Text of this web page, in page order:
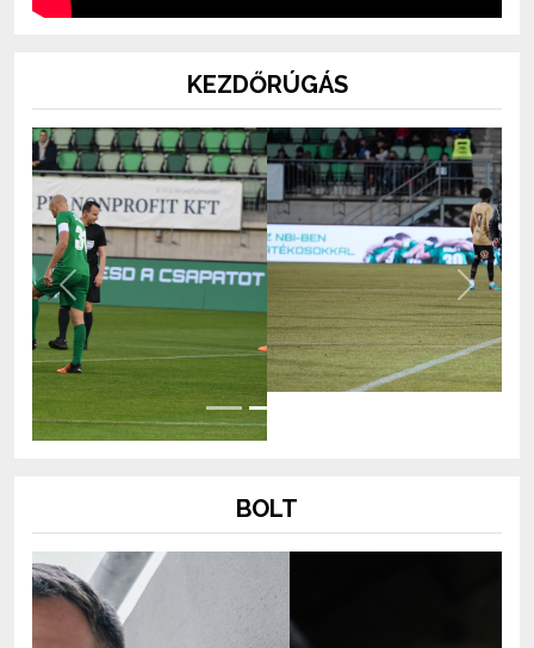
KEZDŐRÚGÁS
Previous Next